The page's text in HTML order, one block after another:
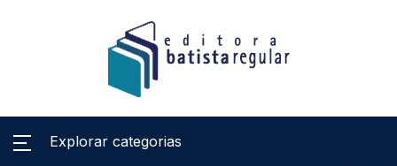
Explorar categorias